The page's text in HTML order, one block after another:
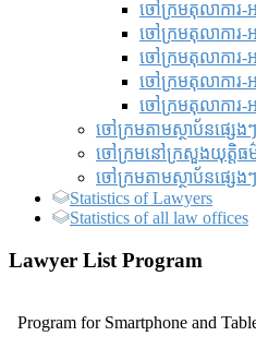
ចៅក្រមតុលាការ-អ
ចៅក្រមតុលាការ-
ចៅក្រមតុលាការ-អ
ចៅក្រមតុលាការ-
ចៅក្រមតុលាការ-អ
ចៅក្រមតាមស្ថាប័នផ្សេងៗ
ចៅក្រមនៅក្រសួងយុត្តិធ
ចៅក្រមតាមស្ថាប័នផ្សេងៗ
Statistics of Lawyers
Statistics of all law offices
Lawyer List Program
Program for Smartphone and